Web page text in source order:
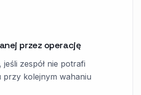
przez operację
jeśli zespół nie potrafi
przy kolejnym wahaniu